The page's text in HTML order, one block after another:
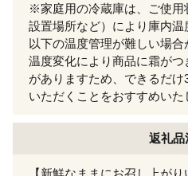
※家庭用の冷蔵庫は、ご使用
設置場所など）により庫内
以下の温度管理が難しい場合
温度変化により商品に霜が
がありますため、できるだ
いただくことをおすすめいた
返礼品
【新鮮なままにお召し上が